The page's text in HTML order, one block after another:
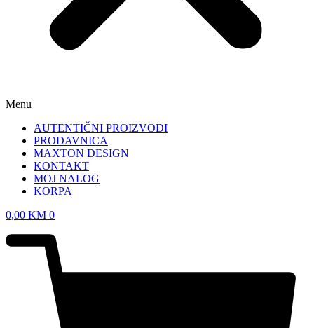
Menu
AUTENTIČNI PROIZVODI
PRODAVNICA
MAXTON DESIGN
KONTAKT
MOJ NALOG
KORPA
0,00 KM 0